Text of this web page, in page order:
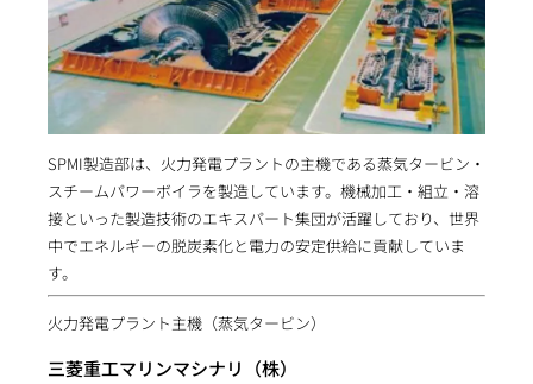
SPMI製造部は、火力発電プラントの主機である蒸気タービン・
スチームパワーボイラを製造しています。機械加工・組立・溶
接といった製造技術のエキスパート集団が活躍しており、世界
中でエネルギーの脱炭素化と電力の安定供給に貢献していま
す。
火力発電プラント主機（蒸気タービン）
三菱重工マリンマシナリ（株）